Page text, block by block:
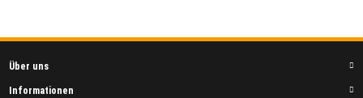
Über uns
Informationen